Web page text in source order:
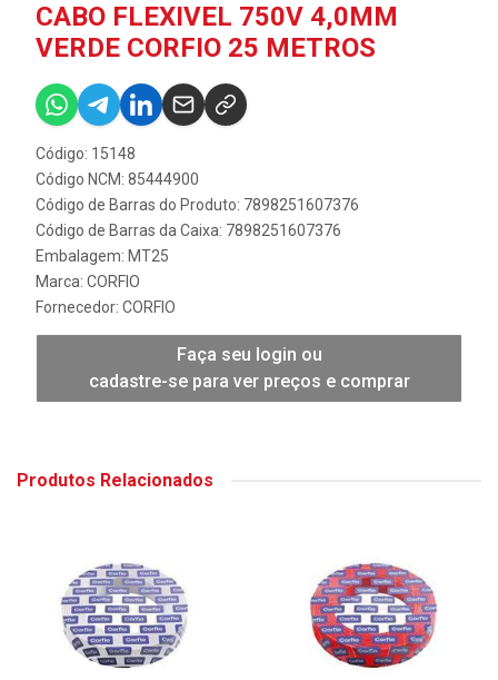
CABO FLEXIVEL 750V 4,0MM
VERDE CORFIO 25 METROS
Código: 15148
Código NCM: 85444900
Código de Barras do Produto: 7898251607376
Código de Barras da Caixa: 7898251607376
Embalagem: MT25
Marca: CORFIO
Fornecedor: CORFIO
Faça seu login ou
cadastre-se para ver preços e comprar
Produtos Relacionados